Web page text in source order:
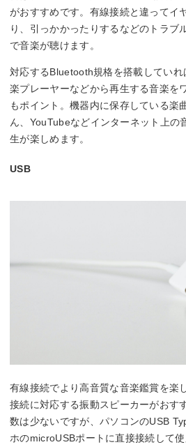
がおすすめです。有線接続と違ってイ
り、引っかかったりするなどのトラブ
で音楽が聴けます。
対応するBluetooth規格を搭載してい
楽プレーヤーなどから再生する音楽を
もポイント。機器内に保存している楽
ん、YouTubeなどインターネット上の
生が楽しめます。
USB
有線接続でより高音質な音楽鑑賞を楽
接続に対応する振動スピーカーがおす
数は少ないですが、パソコンのUSB
ホのmicroUSBポートに直接接続して使